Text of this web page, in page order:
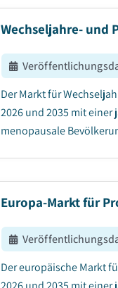
Wechseljahre- und
Der Markt für
2026 und 2035 mit einer
menopausale
Europa-Markt für
Der europäische Markt